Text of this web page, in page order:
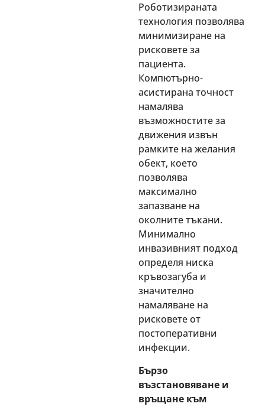
Роботизираната
технология позволява
минимизиране на
рисковете за
пациента.
Компютърно-
асистирана точност
намалява
възможностите за
движения извън
рамките на желания
обект, което
позволява
максимално
запазване на
околните тъкани.
Минимално
инвазивният подход
определя ниска
кръвозагуба и
значително
намаляване на
рисковете от
постоперативни
инфекции.
Бързо
възстановяване и
връщане към